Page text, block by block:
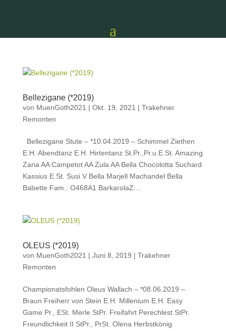
Bellezigane (*2019)
von MuenGoth2021 | Okt. 19, 2021 | Trakehner
Remonten
Bellezigane Stute – *10.04.2019 – Schimmel Ziethen
E.H. Abendtanz E.H. Hirtentanz St.Pr.,Pr.u.E.St. Amazing
Zaria AA Campetot AA Zula AA Bella Chocolotta Suchard
Kassius E.St. Susi V Bella Marjell Machandel Bella
Babette Fam.: O468A1 BarkarolaZ:...
OLEUS (*2019)
von MuenGoth2021 | Juni 8, 2019 | Trakehner
Remonten
Championatsfohlen Oleus Wallach – *08.06.2019 –
Braun Freiherr von Stein E.H. Millenium E.H. Easy
Game Pr., ESt. Merle StPr. Freifahrt Perechlest StPr.
Freundlichkeit II StPr., PrSt. Olena Herbstkönig